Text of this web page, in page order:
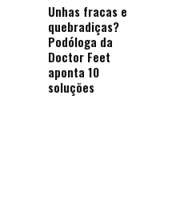
Unhas fracas e
quebradiças?
Podóloga da
Doctor Feet
aponta 10
soluções